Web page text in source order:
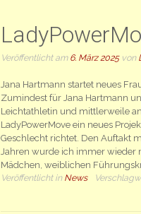
Veröffentlicht am 6. März 2025von
Jana Hartmann startet neues
Zumindest für Jana Hartmann
Leichtathletin und mittlerweile
LadyPowerMove ein neues
Geschlecht richtet. Den Auftakt
Jahren wurde ich immer wieder
Mädchen, weiblichen
Veröffentlicht in News